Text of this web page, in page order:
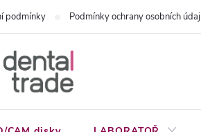
podmínky Podmínky ochrany osobních